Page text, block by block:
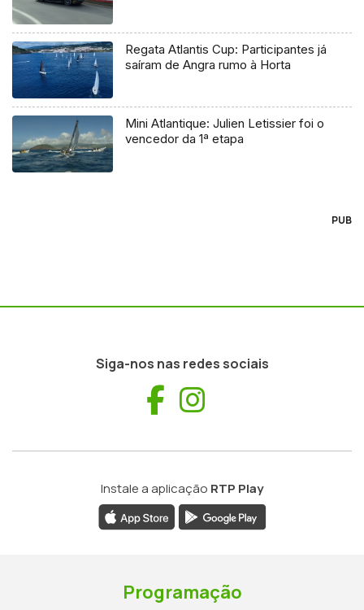
Regata Atlantis Cup: Participantes já
saíram de Angra rumo à Horta
Mini Atlantique: Julien Letissier foi o
vencedor da 1ª etapa
PUB
Siga-nos nas redes sociais
Facebook
Instale a aplicação RTP Play
Programação